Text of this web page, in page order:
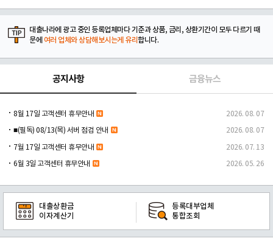
대출나라에 광고 중인 등록업체마다 기준과 상품, 금리, 상환기간이 모두 다르기 때
문에 여러 업체와 상담해보시는게 유리합니다.
공지사항 금융뉴스
8월 17일 고객센터 휴무안내 2026. 08. 07
■(필독) 08/13(목) 서버 점검 안내 2026. 08. 07
7월 17일 고객센터 휴무안내 2026. 07. 13
6월 3일 고객센터 휴무안내 2026. 05. 26
대출상환금
이자계산기
등록대부업체
통합조회